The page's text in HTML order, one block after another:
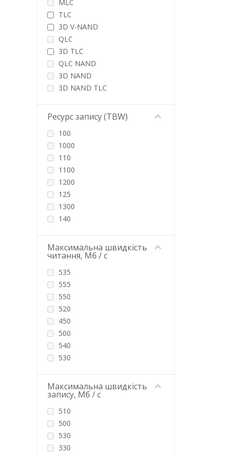
WD
Western Digital
Wibrand
MLC
TLC
3D V-NAND
QLC
3D TLC
QLC NAND
3D NAND
3D NAND TLC
Ресурс запису (TBW)
100
1000
110
1100
1200
125
1300
140
150
1500
160
1600
170
1700
1752
17520
180
200
2000
21024
21850
220
2200
240
Максимальна швидкість
читання, Мб / с
535
555
550
520
450
500
540
530
2500
2200
300
495
470
Максимальна швидкість
запису, Мб / с
510
500
530
330